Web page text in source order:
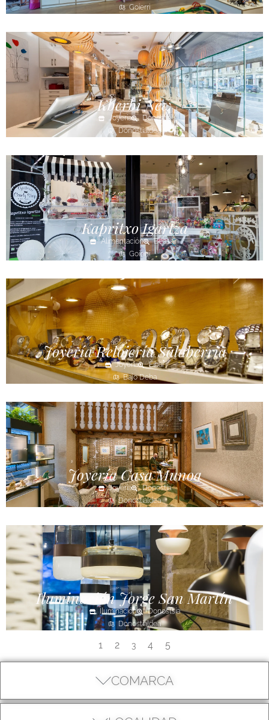
COMARCA
Goierri
Kberbi New
Joyería
Donostia
Donostialdea
Kapritxo Igartza
Alimentación
Beasain
Goierri
Joyería Relojería Salaberria
Joyería
Eibar
Bajo Deba
Joyería Casa Munoa
Joyería
Donostia
Donostialdea
Iluminación Jorge San Martín
Iluminación
Donostsia
Donostialdea
1 2 3 4 5